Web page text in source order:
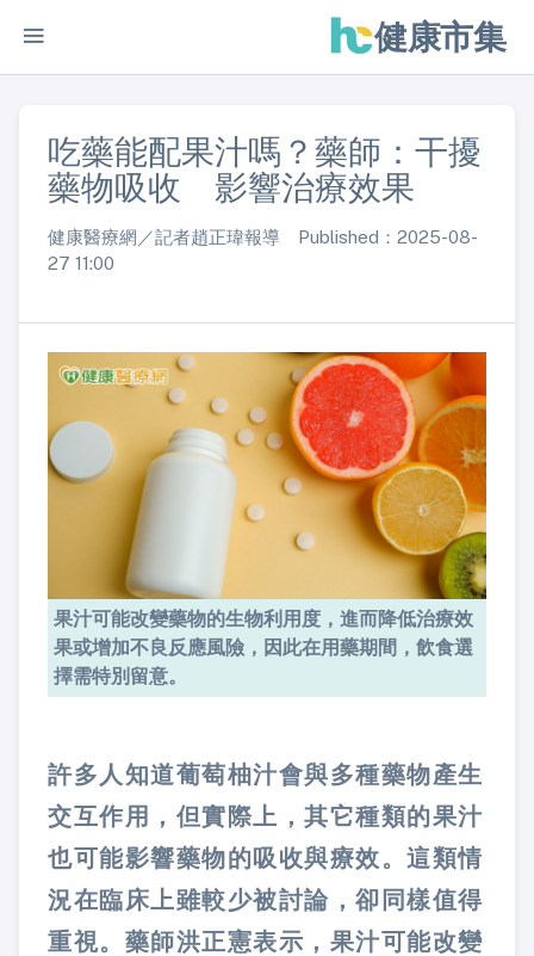
健康市集
吃藥能配果汁嗎？藥師：干擾
藥物吸收 影響治療效果
健康醫療網／記者趙正瑋報導 Published：2025-08-
27 11:00
果汁可能改變藥物的生物利用度，進而降低治療效
果或增加不良反應風險，因此在用藥期間，飲食選
擇需特別留意。
許多人知道葡萄柚汁會與多種藥物產生
交互作用，但實際上，其它種類的果汁
也可能影響藥物的吸收與療效。這類情
況在臨床上雖較少被討論，卻同樣值得
重視。藥師洪正憲表示，果汁可能改變